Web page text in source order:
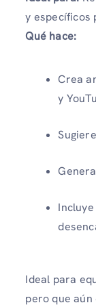
y específicos
Qué hace:
Crea
y
Ideal para
pero que